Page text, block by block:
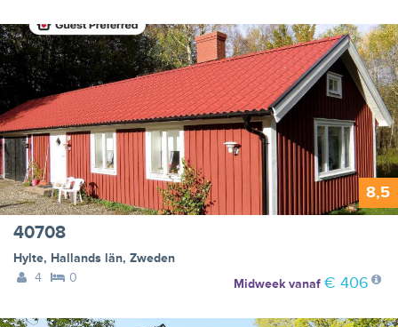
8,5
40708
Hylte, Hallands län, Zweden
4
0 Midweekvanaf € 406